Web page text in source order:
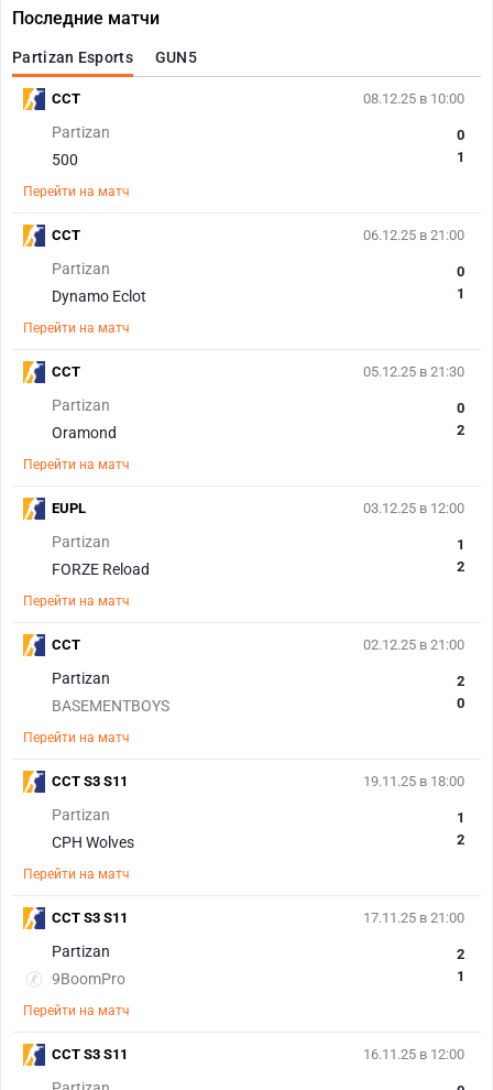
Последние матчи
Partizan Esports GUN5
08.12.25 в 10:00
Partizan
500
0
1
Перейти на матч
CCT
06.12.25 в 21:00
Partizan
Dynamo Eclot
0
1
Перейти на матч
CCT
05.12.25 в 21:30
Partizan
Oramond
0
2
Перейти на матч
CCT
03.12.25 в 12:00
Partizan
FORZE Reload
1
2
Перейти на матч
EUPL
02.12.25 в 21:00
Partizan
BASEMENTBOYS
2
0
Перейти на матч
CCT
19.11.25 в 18:00
Partizan
CPH Wolves
1
2
Перейти на матч
CCT S3 S11
17.11.25 в 21:00
Partizan
9BoomPro
2
1
Перейти на матч
CCT S3 S11
16.11.25 в 12:00
CCT S3 S11